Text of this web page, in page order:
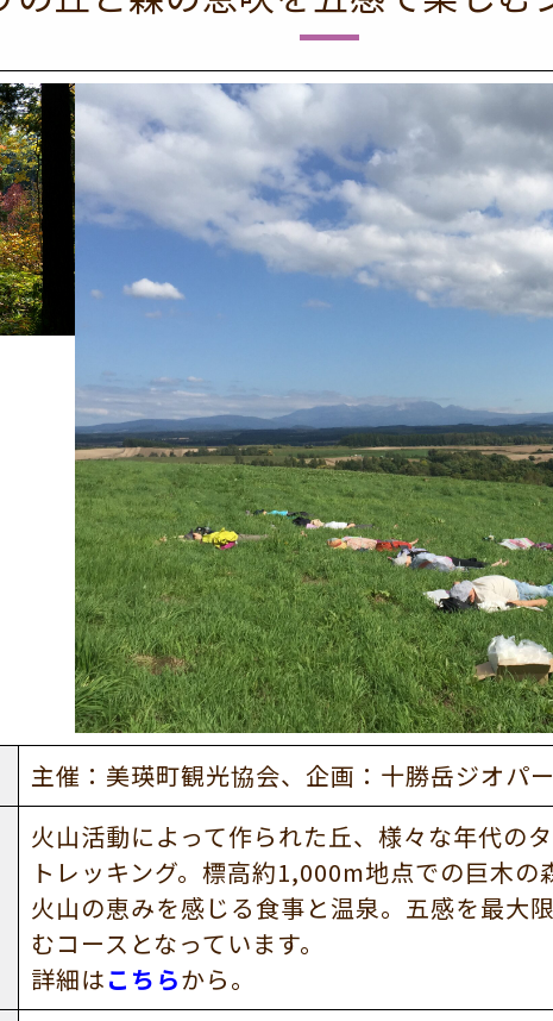
主催：美瑛町観光協会、企画：十勝岳ジオパ
火山活動によって作られた丘、様々な年代の
トレッキング。標高約1,000m地点での巨木の
火山の恵みを感じる食事と温泉。五感を最大
むコースとなっています。
詳細はこちらから。